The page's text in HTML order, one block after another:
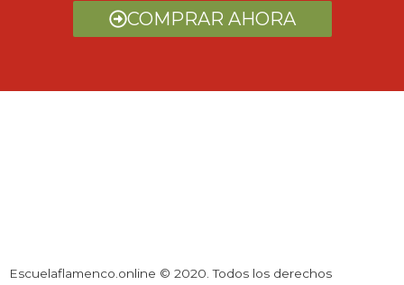
COMPRAR AHORA
Escuelaflamenco.online © 2020. Todos los derechos